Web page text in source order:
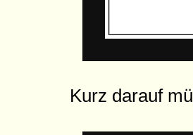
Kurz darauf